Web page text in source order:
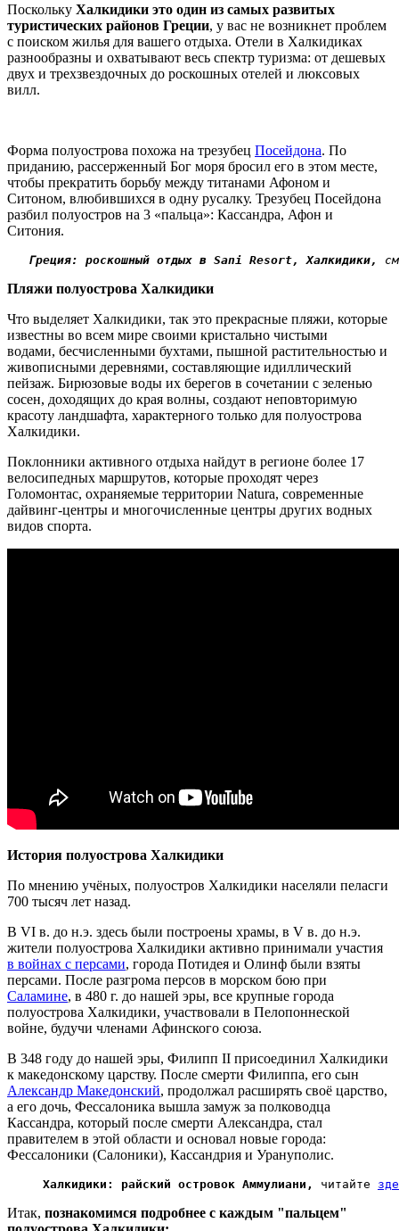
Поскольку Халкидики это один из самых развитых
туристических районов Греции, у вас не возникнет проблем
с поиском жилья для вашего отдыха. Отели в Халкидиках
разнообразны и охватывают весь спектр туризма: от дешевых
двух и трехзвездочных до роскошных отелей и люксовых
вилл.
Форма полуострова похожа на трезубец Посейдона. По
приданию, рассерженный Бог моря бросил его в этом месте,
чтобы прекратить борьбу между титанами Афоном и
Ситоном, влюбившихся в одну русалку. Трезубец Посейдона
разбил полуостров на 3 «пальца»: Кассандра, Афон и
Ситония.
Греция: роскошный отдых в Sani Resort, Халкидики,
Пляжи полуострова Халкидики
Что выделяет Халкидики, так это прекрасные пляжи, которые
известны во всем мире своими кристально чистыми
водами, бесчисленными бухтами, пышной растительностью и
живописными деревнями, составляющие идиллический
пейзаж. Бирюзовые воды их берегов в сочетании с зеленью
сосен, доходящих до края волны, создают неповторимую
красоту ландшафта, характерного только для полуострова
Халкидики.
Поклонники активного отдыха найдут в регионе более 17
велосипедных маршрутов, которые проходят через
Голомонтас, охраняемые территории Natura, современные
дайвинг-центры и многочисленные центры других водных
видов спорта.
История полуострова Халкидики
По мнению учёных, полуостров Халкидики населяли пеласги
700 тысяч лет назад.
В VI в. до н.э. здесь были построены храмы, в V в. до н.э.
жители полуострова Халкидики активно принимали участия
в войнах с персами, города Потидея и Олинф были взяты
персами. После разгрома персов в морском бою при
Саламине, в 480 г. до нашей эры, все крупные города
полуострова Халкидики, участвовали в Пелопоннеской
войне, будучи членами Афинского союза.
В 348 году до нашей эры, Филипп II присоединил Халкидики
к македонскому царству. После смерти Филиппа, его сын
Александр Македонский, продолжал расширять своё царство,
а его дочь, Фессалоника вышла замуж за полководца
Кассандра, который после смерти Александра, стал
правителем в этой области и основал новые города:
Фессалоники (Салоники), Кассандрия и Урануполис.
Халкидики: райский островок Аммулиани, читайте
Итак, познакомимся подробнее с каждым "пальцем"